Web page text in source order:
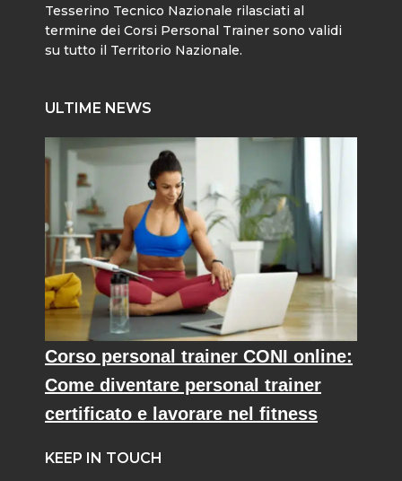
Tesserino Tecnico Nazionale rilasciati al
termine dei Corsi Personal Trainer sono validi
su tutto il Territorio Nazionale.
ULTIME NEWS
Corso personal trainer CONI online:
Come diventare personal trainer
certificato e lavorare nel fitness
KEEP IN TOUCH